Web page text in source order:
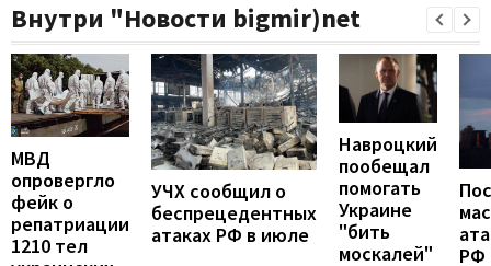
Внутри "Новости bigmir)net
МВД
опровергло
фейк о
репатриации
1210 тел
УЧХ сообщил о
беспрецедентных
атаках РФ в июле
Навроцкий
пообещал
помогать
Украине
"бить
москалей"
РФ